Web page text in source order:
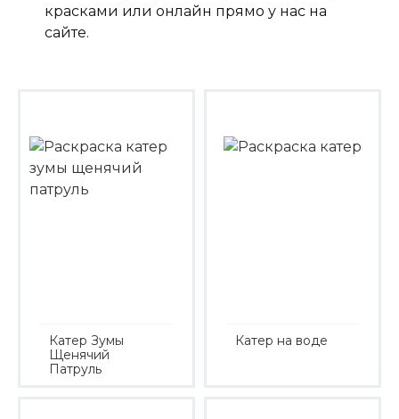
красками или онлайн прямо у нас на
сайте.
Катер Зумы
Щенячий
Патруль
Катер на воде